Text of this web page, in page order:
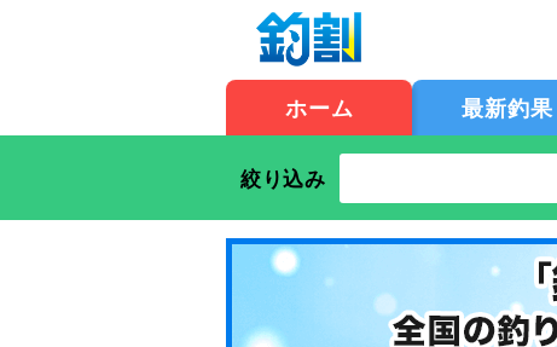
ホーム 最新釣果
絞り込み